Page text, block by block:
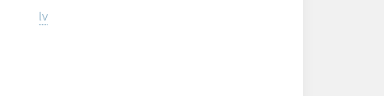
lv